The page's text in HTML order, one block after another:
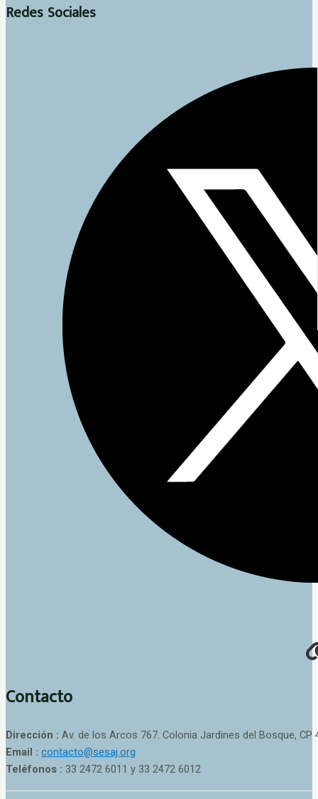
Redes Sociales
Contacto
Dirección : Av. de los Arcos 767. Colonia Jardines del Bosque, CP
Email : contacto@sesaj.org
Teléfonos : 33 2472 6011 y 33 2472 6012